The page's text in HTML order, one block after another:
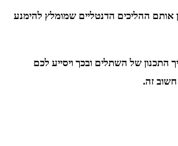
אותם ההליכים הדנטליים שמומלץ להימנע
התכנון של השתלים ובכך ויסייע לכם
חשוב זה.